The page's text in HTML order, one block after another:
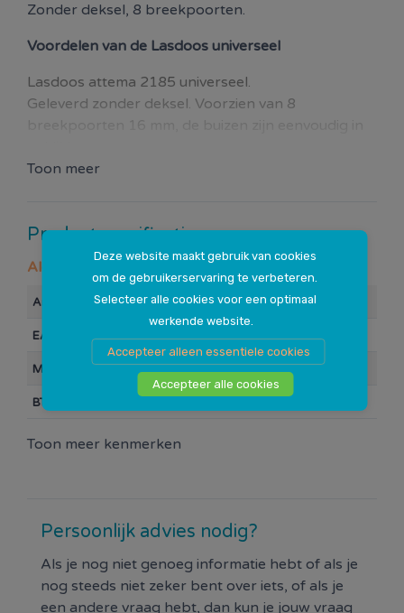
Deze website maakt gebruik van cookies
om de gebruikerservaring te verbeteren.
Selecteer alle cookies voor een optimaal
werkende website.
Accepteer alleen essentiele cookies
Accepteer alle cookies
Zonder deksel, 8 breekpoorten.
Voordelen van de Lasdoos universeel
Lasdoos attema 2185 universeel.
Geleverd zonder deksel. Voorzien van 8
Toon meer
Productspecificaties
Algemeen
Artikelnummer 10027836
EAN Barcode 0000064140
Merk Attema
BTW
Toon meer kenmerken
Persoonlijk advies nodig?
Als je nog niet genoeg informatie hebt of als je
nog steeds niet zeker bent over iets, of als je
een andere vraag hebt, dan kun je jouw vraag